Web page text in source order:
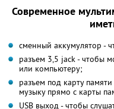
Современное
сменный аккумулятор -
разъем 3,5 jack - чтобы
или компьютеру;
разъем под карту
музыку прямо с карты
USB выход - чтобы